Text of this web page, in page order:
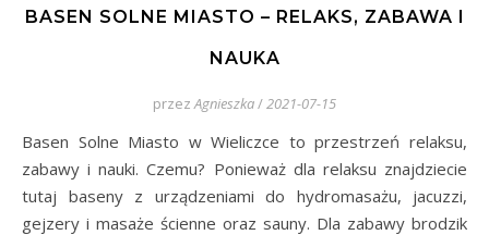
BASEN SOLNE MIASTO – RELAKS, ZABAWA I
NAUKA
przez Agnieszka/2021-07-15
Basen Solne Miasto w Wieliczce to przestrzeń relaksu,
zabawy i nauki. Czemu? Ponieważ dla relaksu znajdziecie
tutaj baseny z urządzeniami do hydromasażu, jacuzzi,
gejzery i masaże ścienne oraz sauny. Dla zabawy brodzik